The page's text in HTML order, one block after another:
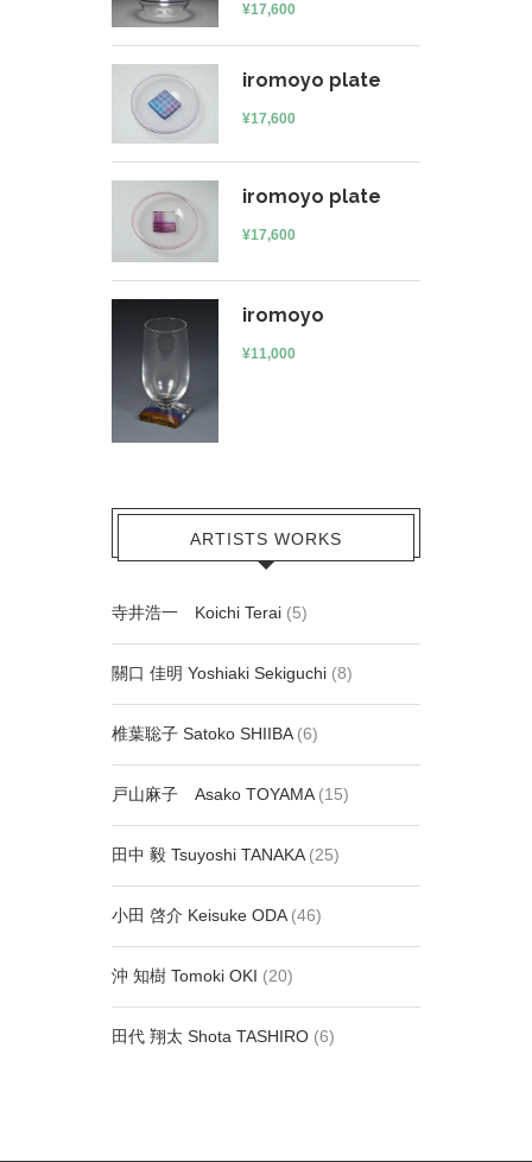
¥17,600
iromoyo plate
¥17,600
iromoyo plate
¥17,600
iromoyo
¥11,000
ARTISTS WORKS
寺井浩一 Koichi Terai (5)
關口 佳明 Yoshiaki Sekiguchi (8)
椎葉聡子 Satoko SHIIBA (6)
戸山麻子 Asako TOYAMA (15)
田中 毅 Tsuyoshi TANAKA (25)
小田 啓介 Keisuke ODA (46)
沖 知樹 Tomoki OKI (20)
田代 翔太 Shota TASHIRO (6)